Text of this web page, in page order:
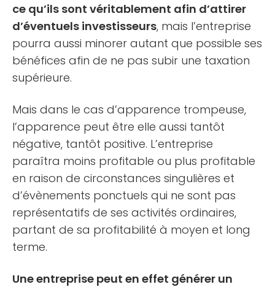
ce qu’ils sont véritablement afin d’attirer
d’éventuels investisseurs, mais l’entreprise
pourra aussi minorer autant que possible ses
bénéfices afin de ne pas subir une taxation
supérieure.
Mais dans le cas d’apparence trompeuse,
l’apparence peut être elle aussi tantôt
négative, tantôt positive. L’entreprise
paraîtra moins profitable ou plus profitable
en raison de circonstances singulières et
d’évènements ponctuels qui ne sont pas
représentatifs de ses activités ordinaires,
partant de sa profitabilité à moyen et long
terme.
Une entreprise peut en effet générer un